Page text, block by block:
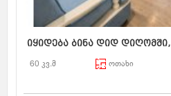
იყიდება ბინა დიდ
60 კვ.მ ოთახი